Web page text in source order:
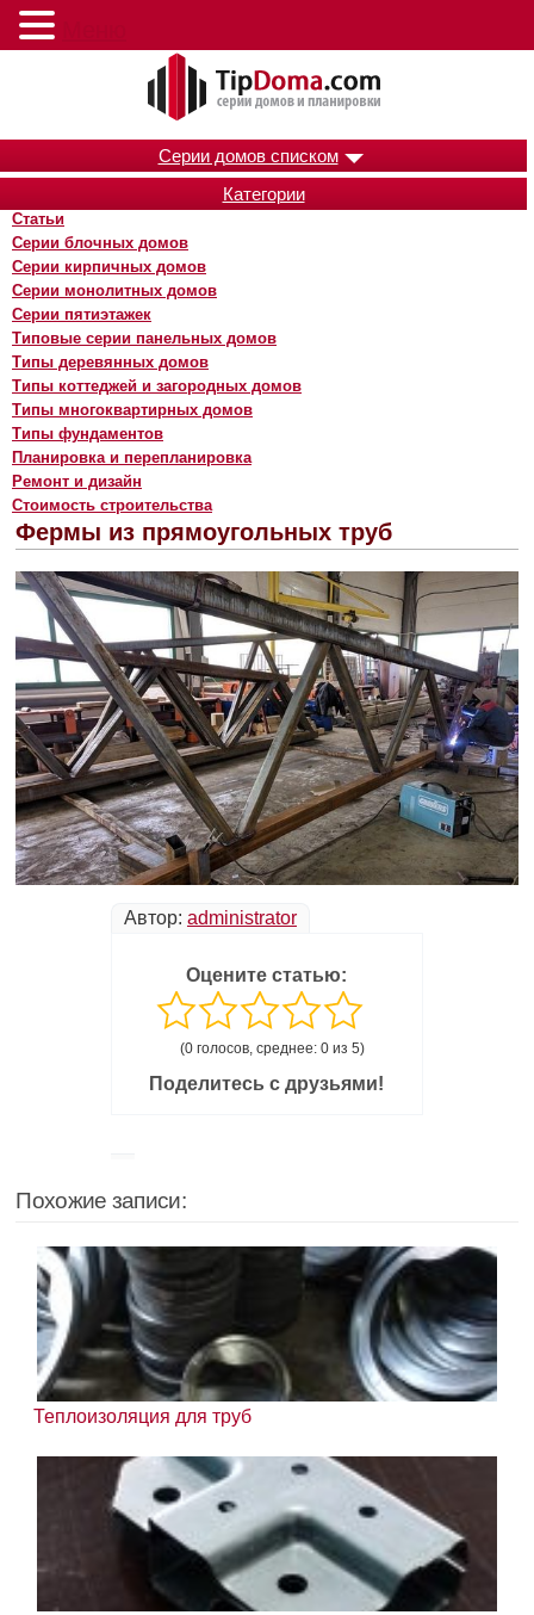
Серии домов списком
Категории
Статьи
Серии блочных домов
Серии кирпичных домов
Серии монолитных домов
Серии пятиэтажек
Типовые серии панельных домов
Типы деревянных домов
Типы коттеджей и загородных домов
Типы многоквартирных домов
Типы фундаментов
Планировка и перепланировка
Ремонт и дизайн
Стоимость строительства
Фермы из прямоугольных труб
Автор: administrator
Оцените статью:
(0 голосов, среднее: 0 из 5)
Поделитесь с друзьями!
Похожие записи:
Теплоизоляция для труб